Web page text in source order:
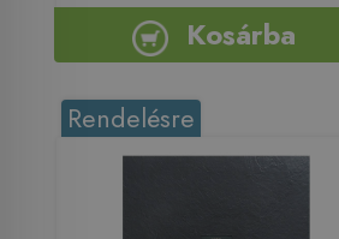
Kosárba
Rendelésre